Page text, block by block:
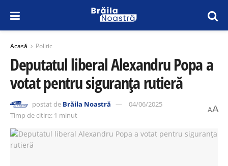
Acasă Politic
Deputatul liberal Alexandru Popa a
votat pentru siguranța rutieră
postat de Brăila Noastră
04/06/2025
Timp de citire: 1 minut
AA